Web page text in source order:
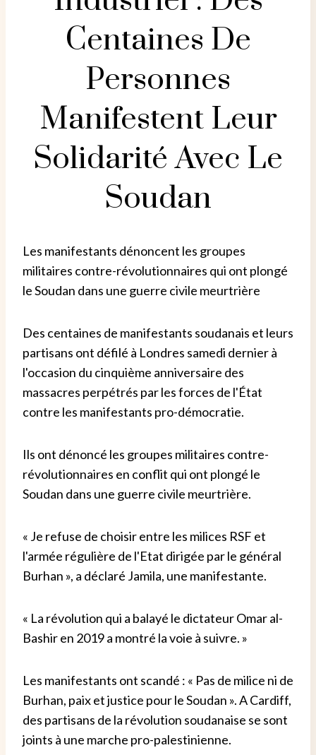
Centaines De
Personnes
Manifestent Leur
Solidarité Avec Le
Soudan
Les manifestants dénoncent les groupes
militaires contre-révolutionnaires qui ont plongé
le Soudan dans une guerre civile meurtrière
Des centaines de manifestants soudanais et leurs
partisans ont défilé à Londres samedi dernier à
l'occasion du cinquième anniversaire des
massacres perpétrés par les forces de l'État
contre les manifestants pro-démocratie.
Ils ont dénoncé les groupes militaires contre-
révolutionnaires en conflit qui ont plongé le
Soudan dans une guerre civile meurtrière.
« Je refuse de choisir entre les milices RSF et
l'armée régulière de l'Etat dirigée par le général
Burhan », a déclaré Jamila, une manifestante.
« La révolution qui a balayé le dictateur Omar al-
Bashir en 2019 a montré la voie à suivre. »
Les manifestants ont scandé : « Pas de milice ni de
Burhan, paix et justice pour le Soudan ». A Cardiff,
des partisans de la révolution soudanaise se sont
joints à une marche pro-palestinienne.